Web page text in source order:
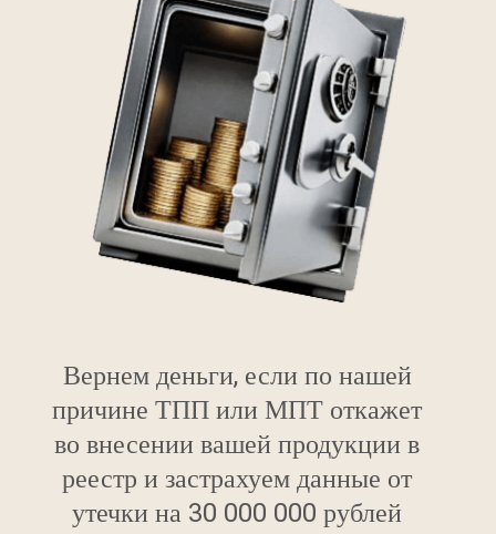
Вернем деньги, если по нашей
причине ТПП или МПТ откажет
во внесении вашей продукции в
реестр и застрахуем данные от
утечки на 30 000 000 рублей